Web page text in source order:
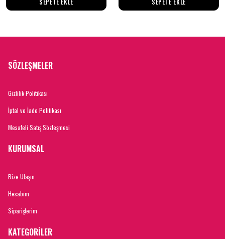
SEPETE EKLE SEPETE EKLE
SÖZLEŞMELER
Gizlilik Politikası
İptal ve İade Politikası
Mesafeli Satış Sözleşmesi
KURUMSAL
Bize Ulaşın
Hesabım
Siparişlerim
KATEGORİLER